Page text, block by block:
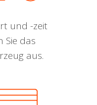
und -zeit
Sie das
aus.